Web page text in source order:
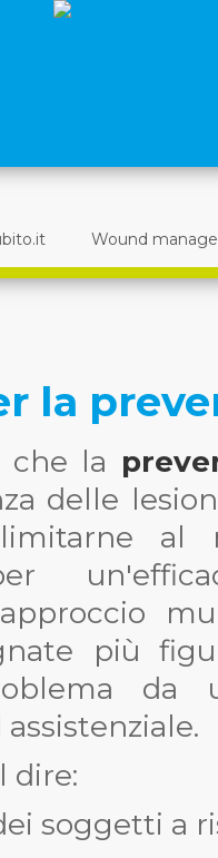
Wound
la
che la
delle
al
più
da
dire:
soggetti a